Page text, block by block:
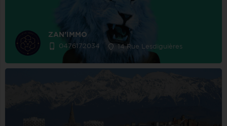
ZAN'IMMO
0476172034 14 Rue Lesdiguières